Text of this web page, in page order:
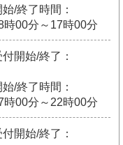
始/終了時間：
時00分～17時00分
付開始/終了：
始/終了時間：
時00分～22時00分
付開始/終了：